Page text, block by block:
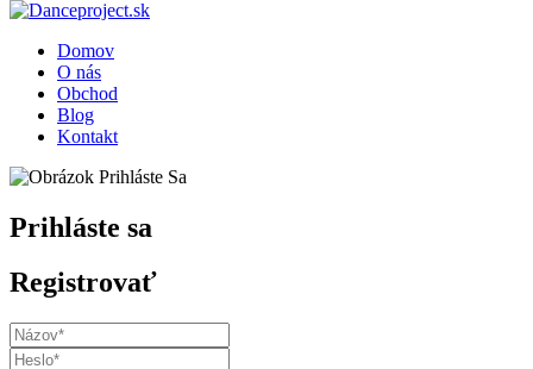
Domov
O nás
Obchod
Blog
Kontakt
Prihláste sa
Registrovať